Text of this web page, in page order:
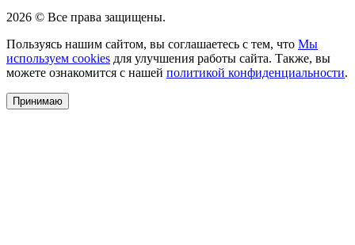
2026 © Все права защищены.
Пользуясь нашим сайтом, вы соглашаетесь с тем, что Мы
используем cookies для улучшения работы сайта. Также, вы
можете ознакомится с нашей политикой конфиденциальности.
Принимаю